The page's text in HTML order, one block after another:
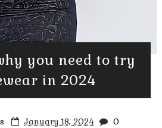
you need to try
in 2024
January 18, 2024 0